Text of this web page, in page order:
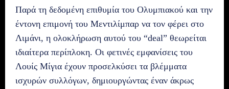
Παρά τη δεδομένη επιθυμία του Ολυμπιακού και την
έντονη επιμονή του Μεντιλίμπαρ να τον φέρει στο
Λιμάνι, η ολοκλήρωση αυτού του “deal” θεωρείται
ιδιαίτερα περίπλοκη. Οι φετινές εμφανίσεις του
Λουίς Μίγια έχουν προσελκύσει τα βλέμματα
ισχυρών συλλόγων, δημιουργώντας έναν άκρως